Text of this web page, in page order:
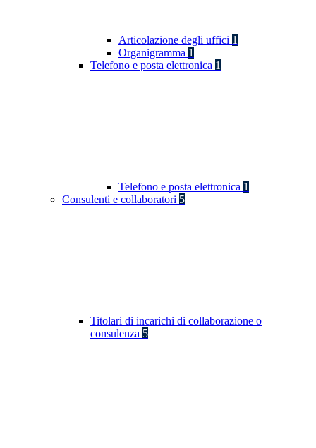
Articolazione degli uffici 1
Organigramma 1
Telefono e posta elettronica 1
Telefono e posta elettronica 1
Consulenti e collaboratori 5
Titolari di incarichi di collaborazione o
consulenza 5